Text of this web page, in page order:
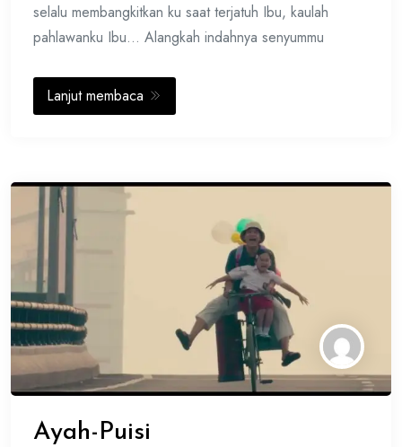
selalu membangkitkan ku saat terjatuh Ibu, kaulah
pahlawanku Ibu… Alangkah indahnya senyummu
Lanjut membaca
Ayah-Puisi